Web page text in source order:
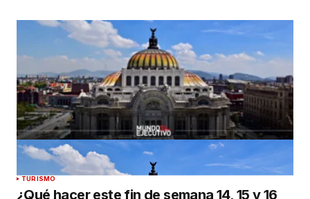
TURISMO
¿Qué hacer este fin de semana 14, 15 y 16